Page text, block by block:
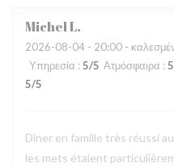
MichelL
2026-08-04 - 20:00 -
Υπηρεσία : 5/5 Ατμόσφαιρα : 5
5/5
Dîner en famille très réussi
les mets étaient